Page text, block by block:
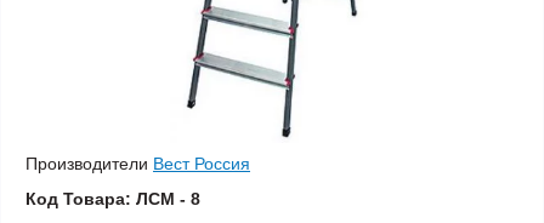
Производители Вест Россия
Код Товара: ЛСМ - 8